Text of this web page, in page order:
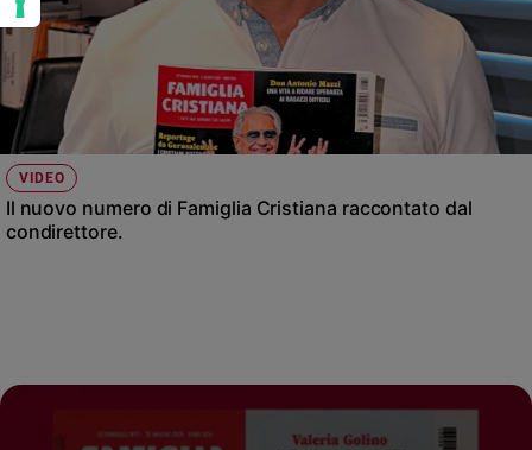
VIDEO
Il nuovo numero di Famiglia Cristiana raccontato dal
condirettore.